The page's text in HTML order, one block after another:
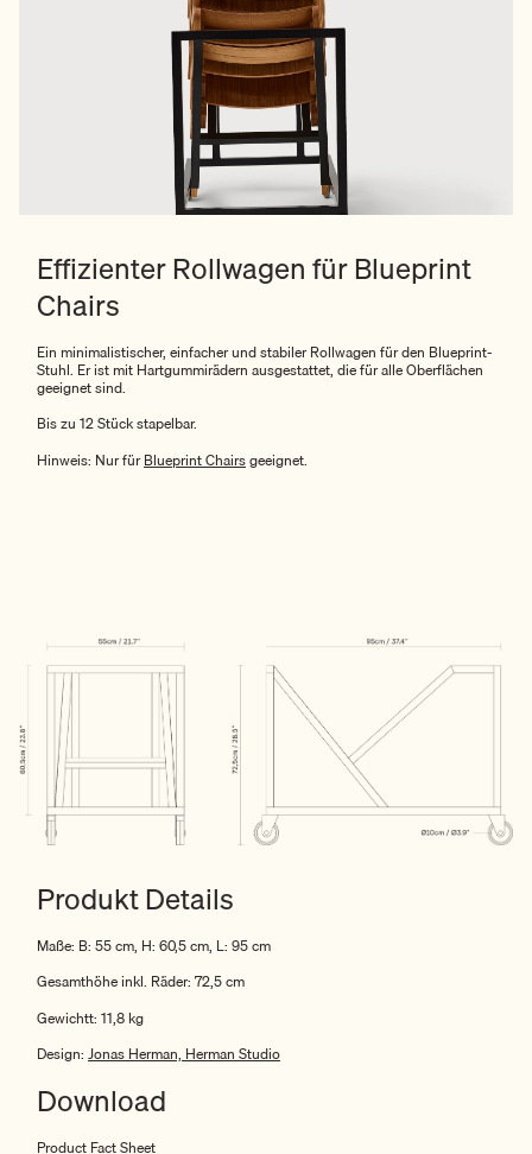
Effizienter Rollwagen für Blueprint
Chairs
Ein minimalistischer, einfacher und stabiler Rollwagen für den Blueprint-
Stuhl. Er ist mit Hartgummirädern ausgestattet, die für alle Oberflächen
geeignet sind.
Bis zu 12 Stück stapelbar.
Hinweis: Nur fürBlueprint Chairsgeeignet.
Produkt Details
Maße: B: 55 cm, H: 60,5 cm, L: 95 cm
Gesamthöhe inkl. Räder: 72,5 cm
Gewichtt: 11,8 kg
Design: Jonas Herman, Herman Studio
Download
Product Fact Sheet